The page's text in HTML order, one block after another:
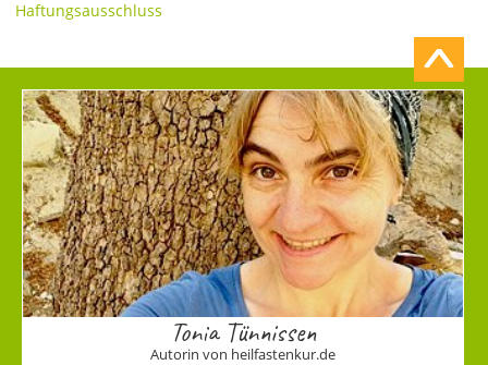
Haftungsausschluss
Tonia Tünnissen
Autorin von heilfastenkur.de